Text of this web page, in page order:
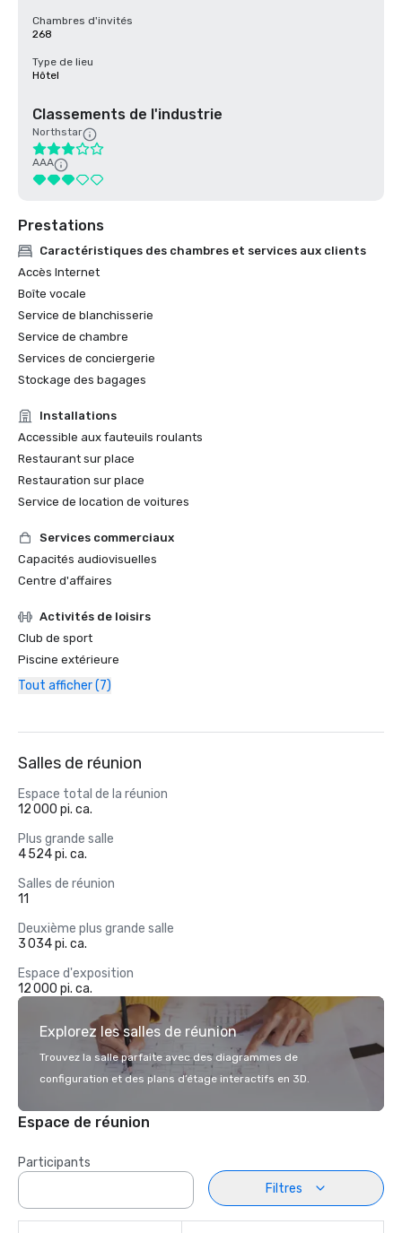
Chambres d'invités
268
Type de lieu
Hôtel
Classements de l'industrie
Northstar
AAA
Prestations
Caractéristiques des chambres et services aux clients
Accès Internet
Boîte vocale
Service de blanchisserie
Service de chambre
Services de conciergerie
Stockage des bagages
Installations
Accessible aux fauteuils roulants
Restaurant sur place
Restauration sur place
Service de location de voitures
Services commerciaux
Capacités audiovisuelles
Centre d'affaires
Activités de loisirs
Club de sport
Piscine extérieure
Tout afficher (7)
Salles de réunion
Espace total de la réunion
12 000 pi. ca.
Plus grande salle
4 524 pi. ca.
Salles de réunion
11
Deuxième plus grande salle
3 034 pi. ca.
Espace d'exposition
12 000 pi. ca.
Explorez les salles de réunion
Trouvez la salle parfaite avec des diagrammes de
configuration et des plans d’étage interactifs en 3D.
Espace de réunion
Participants
Filtres